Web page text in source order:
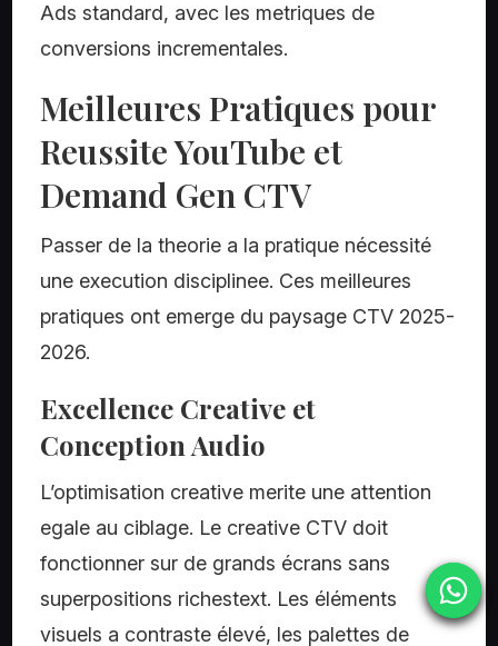
Ads standard, avec les metriques de
conversions incrementales.
Meilleures Pratiques pour
Reussite YouTube et
Demand Gen CTV
Passer de la theorie a la pratique nécessité
une execution disciplinee. Ces meilleures
pratiques ont emerge du paysage CTV 2025-
2026.
Excellence Creative et
Conception Audio
L’optimisation creative merite une attention
egale au ciblage. Le creative CTV doit
fonctionner sur de grands écrans sans
superpositions richestext. Les éléments
visuels a contraste élevé, les palettes de